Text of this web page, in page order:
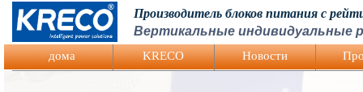
Logo Picture
Производитель блоков питания с
Вертикальные индивидуальные
дома KRECO Hовости